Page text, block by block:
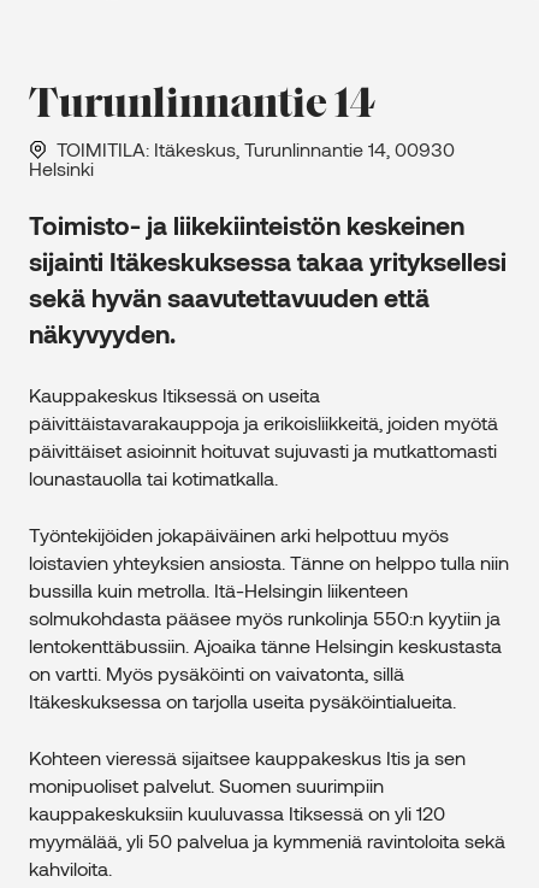
Turunlinnantie 14
TOIMITILA: Itäkeskus, Turunlinnantie 14, 00930
Helsinki
Toimisto- ja liikekiinteistön keskeinen
sijainti Itäkeskuksessa takaa yrityksellesi
sekä hyvän saavutettavuuden että
näkyvyyden.
Kauppakeskus Itiksessä on useita
päivittäistavarakauppoja ja erikoisliikkeitä, joiden myötä
päivittäiset asioinnit hoituvat sujuvasti ja mutkattomasti
lounastauolla tai kotimatkalla.
Työntekijöiden jokapäiväinen arki helpottuu myös
loistavien yhteyksien ansiosta. Tänne on helppo tulla niin
bussilla kuin metrolla. Itä-Helsingin liikenteen
solmukohdasta pääsee myös runkolinja 550:n kyytiin ja
lentokenttäbussiin. Ajoaika tänne Helsingin keskustasta
on vartti. Myös pysäköinti on vaivatonta, sillä
Itäkeskuksessa on tarjolla useita pysäköintialueita.
Kohteen vieressä sijaitsee kauppakeskus Itis ja sen
monipuoliset palvelut. Suomen suurimpiin
kauppakeskuksiin kuuluvassa Itiksessä on yli 120
myymälää, yli 50 palvelua ja kymmeniä ravintoloita sekä
kahviloita.